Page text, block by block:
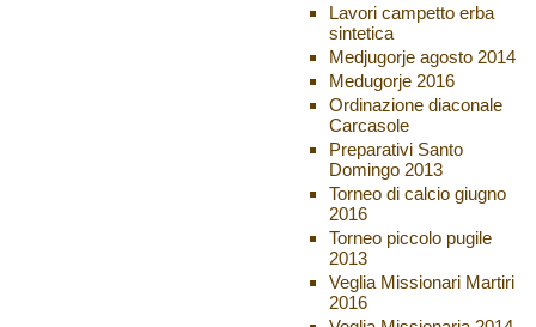
Lavori campetto erba
sintetica
Medjugorje agosto 2014
Medugorje 2016
Ordinazione diaconale
Carcasole
Preparativi Santo
Domingo 2013
Torneo di calcio giugno
2016
Torneo piccolo pugile
2013
Veglia Missionari Martiri
2016